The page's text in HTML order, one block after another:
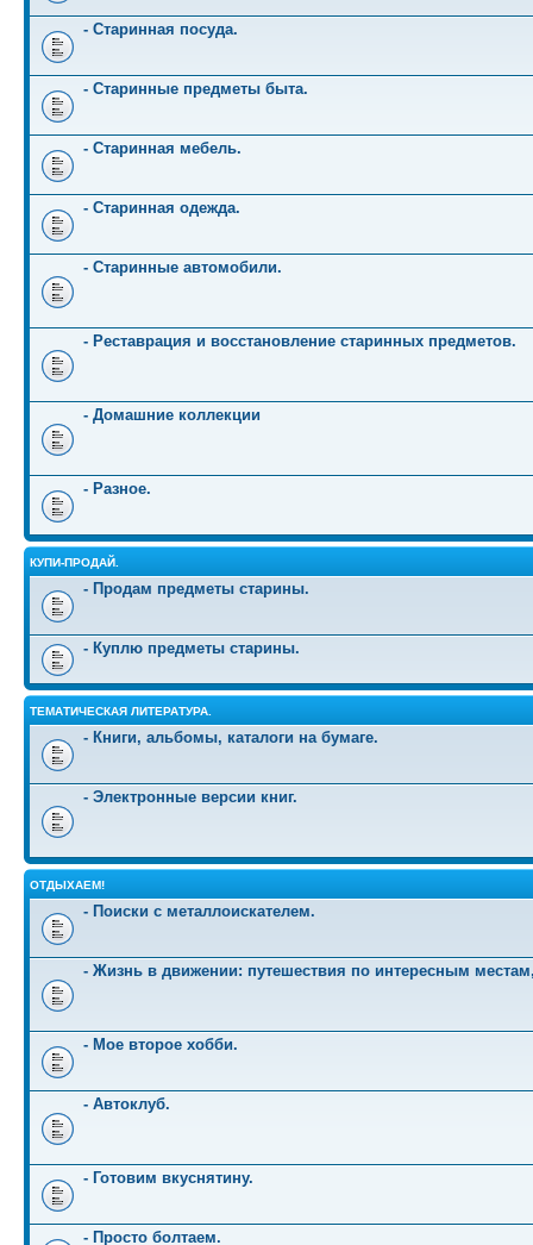
- Старинная посуда.
- Старинные предметы быта.
- Старинная мебель.
- Старинная одежда.
- Старинные автомобили.
- Реставрация и восстановление старинных предметов.
- Домашние коллекции
- Разное.
КУПИ-ПРОДАЙ.
- Продам предметы старины.
- Куплю предметы старины.
ТЕМАТИЧЕСКАЯ ЛИТЕРАТУРА.
- Книги, альбомы, каталоги на бумаге.
- Электронные версии книг.
ОТДЫХАЕМ!
- Поиски с металлоискателем.
- Жизнь в движении: путешествия по интересным
- Мое второе хобби.
- Автоклуб.
- Готовим вкуснятину.
- Просто болтаем.